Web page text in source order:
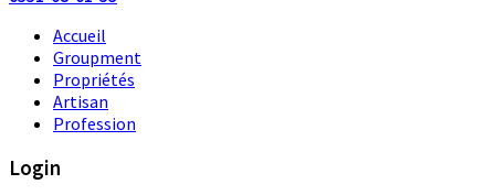
Accueil
Groupment
Propriétés
Artisan
Profession
Login